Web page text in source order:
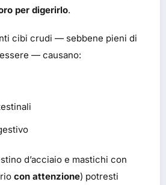
per digerirlo.
cibi crudi — sebbene pieni di
— causano:
d’acciaio e mastichi con
con attenzione) potresti